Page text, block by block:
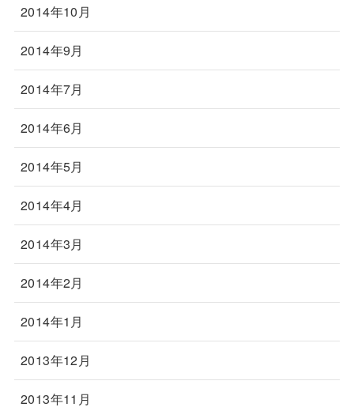
2014年10月
2014年9月
2014年7月
2014年6月
2014年5月
2014年4月
2014年3月
2014年2月
2014年1月
2013年12月
2013年11月